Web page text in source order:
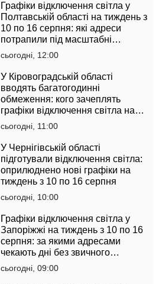
Графіки відключення світла у
Полтавській області на тиждень з
10 по 16 серпня: які адреси
потрапили під масштабні
обмеження
сьогодні, 12:00
У Кіровоградській області
вводять багатогодинні
обмеження: кого зачеплять
графіки відключення світла на
тиждень з 10 по 16 серпня
сьогодні, 11:00
У Чернігівській області
підготували відключення світла:
оприлюднено нові графіки на
тиждень з 10 по 16 серпня
сьогодні, 10:00
Графіки відключення світла у
Запоріжжі на тиждень з 10 по 16
серпня: за якими адресами
чекають дні без звичного
комфорту
сьогодні, 09:00